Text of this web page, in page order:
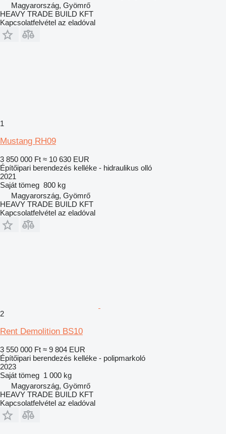
Magyarország, Gyömrő
HEAVY TRADE BUILD KFT
Kapcsolatfelvétel az eladóval
1
Mustang RH09
3 850 000 Ft ≈ 10 630 EUR
Építőipari berendezés kelléke - hidraulikus olló
2021
Saját tömeg 800 kg
Magyarország, Gyömrő
HEAVY TRADE BUILD KFT
Kapcsolatfelvétel az eladóval
2
Rent Demolition BS10
3 550 000 Ft ≈ 9 804 EUR
Építőipari berendezés kelléke - polipmarkoló
2023
Saját tömeg 1 000 kg
Magyarország, Gyömrő
HEAVY TRADE BUILD KFT
Kapcsolatfelvétel az eladóval